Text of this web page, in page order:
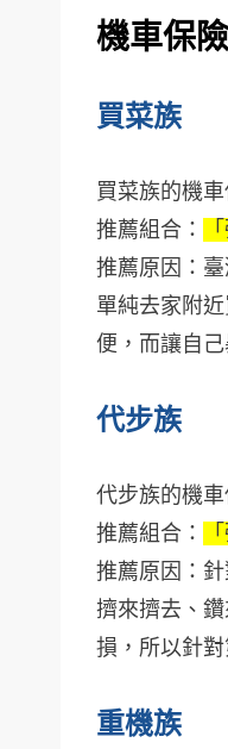
機車保
買菜族
買菜族的機
推薦組合：
推薦原因：
單純去家附
便，而讓自
代步族
代步族的機
推薦組合：
推薦原因：
擠來擠去、
損，所以針
重機族